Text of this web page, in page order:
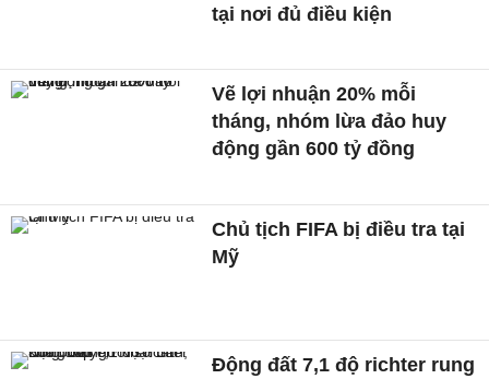
tại nơi đủ điều kiện
Vẽ lợi nhuận 20% mỗi
tháng, nhóm lừa đảo huy
động gần 600 tỷ đồng
Chủ tịch FIFA bị điều tra tại
Mỹ
Động đất 7,1 độ richter rung